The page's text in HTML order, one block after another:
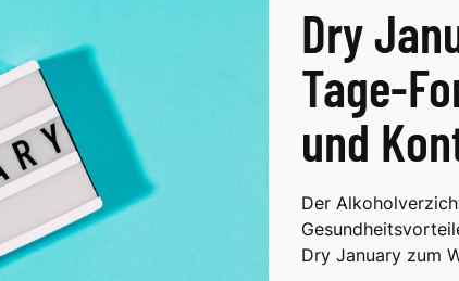
Dry
Tage-
und
Der
Dry January zum